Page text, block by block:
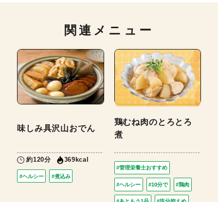
関連メニュー
味しみ具沢山おでん
約120分 369kcal
#ヘルシー #煮込み
鶏むね肉のとろとろ
煮
#管理栄養士おすすめ
#ヘルシー #10分で #鶏肉